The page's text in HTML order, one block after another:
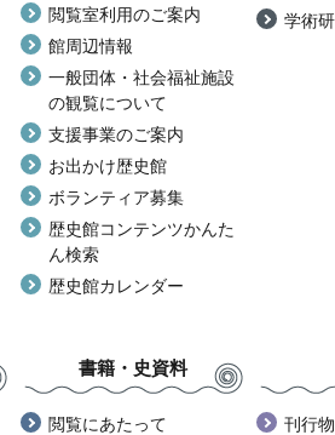
閲覧室利用のご案内
館周辺情報
一般団体・社会福祉施設
の観覧について
支援事業のご案内
お出かけ歴史館
ボランティア募集
歴史館コンテンツかんた
ん検索
歴史館カレンダー
学術
書籍・史資料
閲覧にあたって
刊行